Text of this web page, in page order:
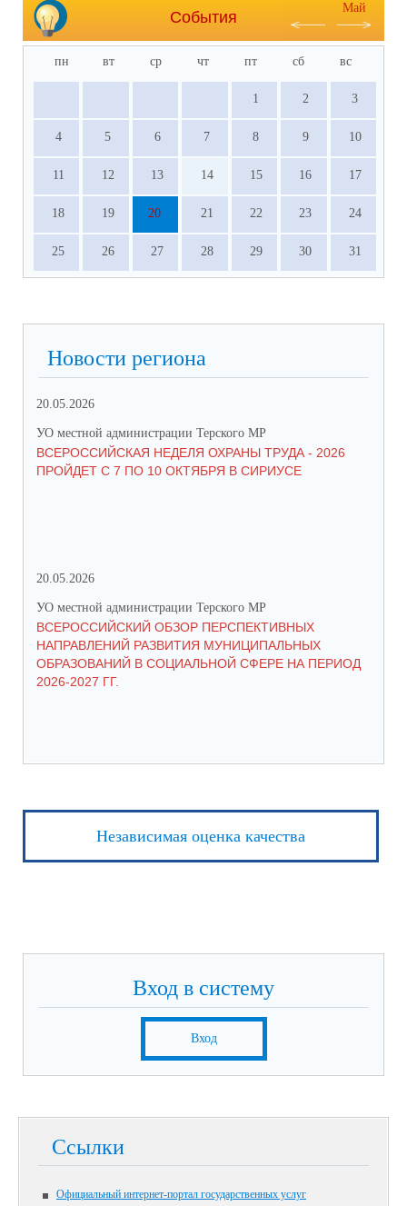
События
Май
пн вт ср чт пт сб вс
1 2 3
4 5 6 7 8 9 10
11 12 13 14 15 16 17
18 19 20 21 22 23 24
25 26 27 28 29 30 31
Новости региона
20.05.2026
УО местной администрации Терского МР
ВСЕРОССИЙСКАЯ НЕДЕЛЯ ОХРАНЫ ТРУДА - 2026
ПРОЙДЕТ С 7 ПО 10 ОКТЯБРЯ В СИРИУСЕ
20.05.2026
УО местной администрации Терского МР
ВСЕРОССИЙСКИЙ ОБЗОР ПЕРСПЕКТИВНЫХ
НАПРАВЛЕНИЙ РАЗВИТИЯ МУНИЦИПАЛЬНЫХ
ОБРАЗОВАНИЙ В СОЦИАЛЬНОЙ СФЕРЕ НА ПЕРИОД
2026-2027 ГГ.
Независимая оценка качества
Вход в систему
Вход
Ссылки
Официальный интернет-портал государственных услуг